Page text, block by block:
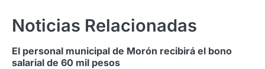
Noticias Relacionadas
El personal municipal de Morón recibirá el bono
salarial de 60 mil pesos